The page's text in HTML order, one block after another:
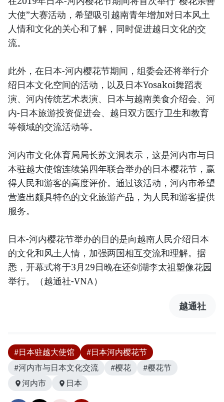
大使”大赛活动，希望吸引越南青年增加对日本风土
人情和文化的关心和了解，同时促进越日文化的交
流。
此外，在日本-河内樱花节期间，组委会还将举行介
绍日本文化空间的活动，以及日本Yosakoi舞蹈表
演、河内传统艺术表演、日本与越南美食介绍会、河
内-日本旅游投资促进会、越日双方医疗卫生和教育
等领域的交流活动等。
河内市文化体育局局长苏文洞表示，这是河内市与日
本驻越大使馆连续第四年联合举办的日本樱花节，赢
得人民和游客的高度评价。通过该活动，河内市希望
营造出颇具特色的文化旅游产品，为人民和游客提供
服务。
日本-河内樱花节举办的目的是向越南人民介绍日本
的文化和风土人情，加强两国相互交流和理解。据
悉，开幕式将于3月29日晚在还剑湖李太祖塑像花园
举行。（越通社-VNA）
越通社
#日本驻越大使馆
#日本河内樱花节
#河内市与日本文化交流
#樱花
#樱花节
河内市
日本